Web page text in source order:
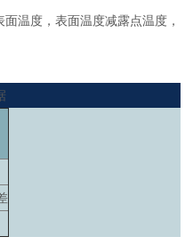
温度，表面温度减露点温度，